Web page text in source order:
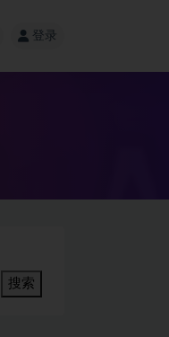
登录
搜索